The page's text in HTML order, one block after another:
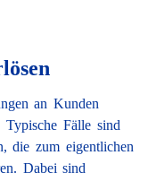
an Kunden
Typische Fälle sind
die zum eigentlichen
Dabei sind